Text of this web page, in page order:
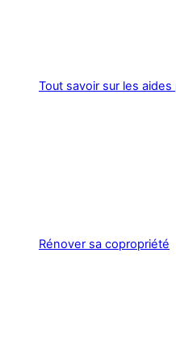
Tout savoir sur les
Rénover sa copropriété